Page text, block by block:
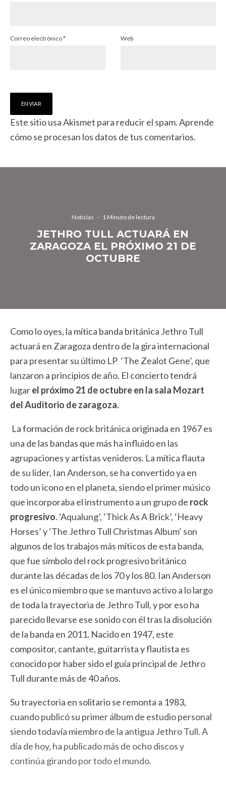
Correo electrónico* Web
Este sitio usa Akismet para reducir el spam.Aprende
cómo se procesan los datos de tus comentarios.
Noticias · 1 Minuto de lectura
JETHRO TULL ACTUARÁ EN
ZARAGOZA EL PRÓXIMO 21 DE
OCTUBRE
Como lo oyes, la mítica banda británica Jethro Tull
actuará en Zaragoza dentro de la gira internacional
para presentar su último LP ‘The Zealot Gene’, que
lanzaron a principios de año. El concierto tendrá
lugarel próximo 21 de octubre en la sala Mozart
del Auditorio de zaragoza.
La formación de rock británica originada en 1967 es
una de las bandas que más ha influido en las
agrupaciones y artistas venideros. La mítica flauta
de su líder, Ian Anderson, se ha convertido ya en
todo un icono en el planeta, siendo el primer músico
que incorporaba el instrumento a un grupo de rock
progresivo. ‘Aqualung’, ‘Thick As A Brick’, ‘Heavy
Horses’ y ‘The Jethro Tull Christmas Album’ son
algunos de los trabajos más míticos de esta banda,
que fue símbolo del rock progresivo británico
durante las décadas de los 70 y los 80. Ian Anderson
es el único miembro que se mantuvo activo a lo largo
de toda la trayectoria de Jethro Tull, y por eso ha
parecido llevarse ese sonido con él tras la disolución
de la banda en 2011. Nacido en 1947, este
compositor, cantante, guitarrista y flautista es
conocido por haber sido el guía principal de Jethro
Tull durante más de 40 años.
Su trayectoria en solitario se remonta a 1983,
cuando publicó su primer álbum de estudio personal
siendo todavía miembro de la antigua Jethro Tull. A
día de hoy, ha publicado más de ocho discos y
continúa girando por todo el mundo.